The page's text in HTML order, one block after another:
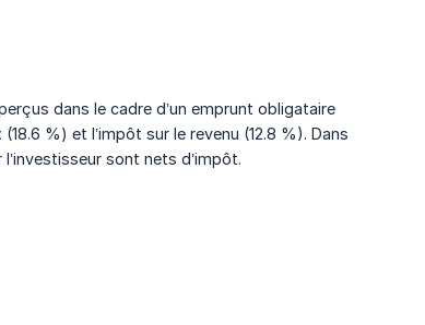
dans le cadre d’un emprunt obligataire
%) et l’impôt sur le revenu (12.8 %). Dans
sont nets d’impôt.